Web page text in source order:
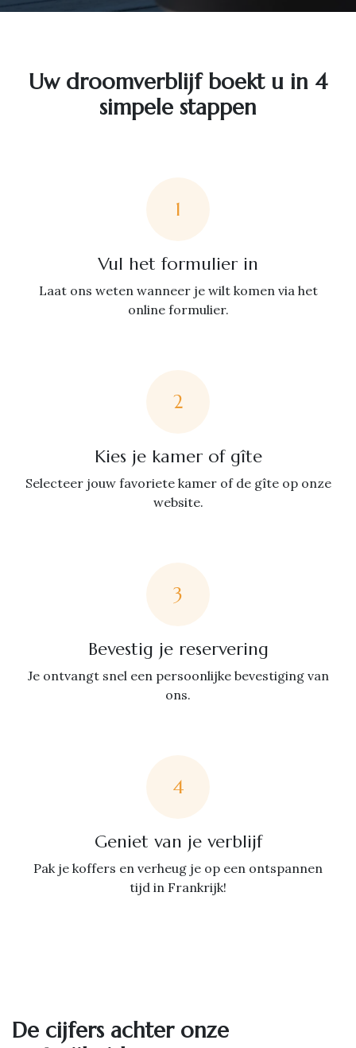
Uw droomverblijf boekt u in 4
simpele stappen
1
Vul het formulier in
Laat ons weten wanneer je wilt komen via het
online formulier.
2
Kies je kamer of gîte
Selecteer jouw favoriete kamer of de gîte op onze
website.
3
Bevestig je reservering
Je ontvangt snel een persoonlijke bevestiging van
ons.
4
Geniet van je verblijf
Pak je koffers en verheug je op een ontspannen
tijd in Frankrijk!
De cijfers achter onze